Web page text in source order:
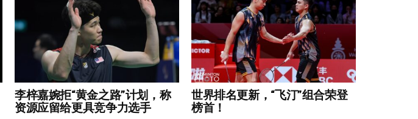
李梓嘉婉拒“黄金之路”计划，称
资源应留给更具竞争力选手
世界排名更新，“飞汀”组合荣登
榜首！